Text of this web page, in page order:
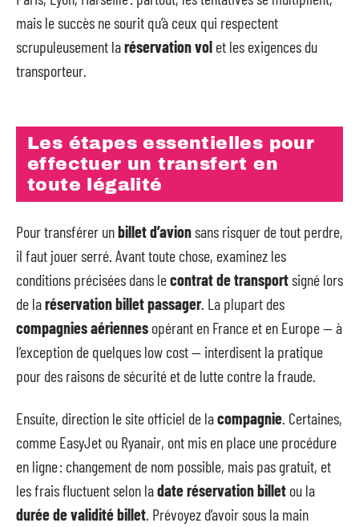
mais le succès ne sourit qu’à ceux qui respectent
scrupuleusement laréservation vol et les exigences du
transporteur.
Les étapes essentielles pour
effectuer un transfert en
toute légalité
Pour transférer unbillet d’avionsans risquer de tout perdre,
il faut jouer serré. Avant toute chose, examinez les
conditions précisées dans lecontrat de transportsigné lors
de laréservation billet passager. La plupart des
compagnies aériennes opérant en France et en Europe — à
l’exception de quelques low cost — interdisent la pratique
pour des raisons de sécurité et de lutte contre la fraude.
Ensuite, direction le site officiel de lacompagnie . Certaines,
comme EasyJet ou Ryanair, ont mis en place une procédure
en ligne : changement de nom possible, mais pas gratuit, et
les frais fluctuent selon ladate réservation billet ou la
durée de validité billet . Prévoyez d’avoir sous la main